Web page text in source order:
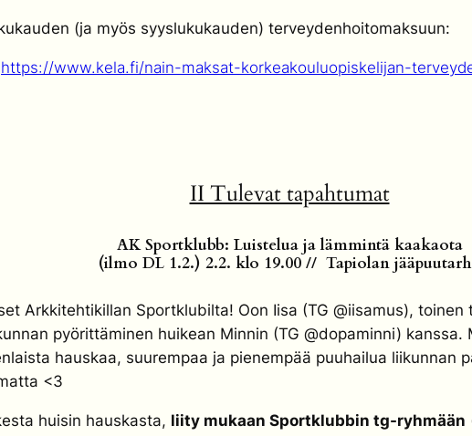
(ja myös syyslukukauden) terveydenhoitomaksuun:
https://www.kela.fi/nain-maksat-korkeakouluopiskelijan-
II Tulevat tapahtumat
AK Sportklubb: Luistelua ja lämmintä kaakaota
(ilmo DL 1.2.) 2.2. klo 19.00 // Tapiolan
Arkkitehtikillan Sportklubilta! Oon Iisa (TG @iisamus),
pyörittäminen huikean Minnin (TG @dopaminni) kanssa.
hauskaa, suurempaa ja pienempää puuhailua liikunnan
<3
huisin hauskasta, liity mukaan Sportklubbin tg-ryhmään